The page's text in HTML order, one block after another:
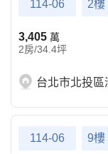
114-06 2樓
3,405 萬
2房/34.4坪
台北市北投
114-06 9樓